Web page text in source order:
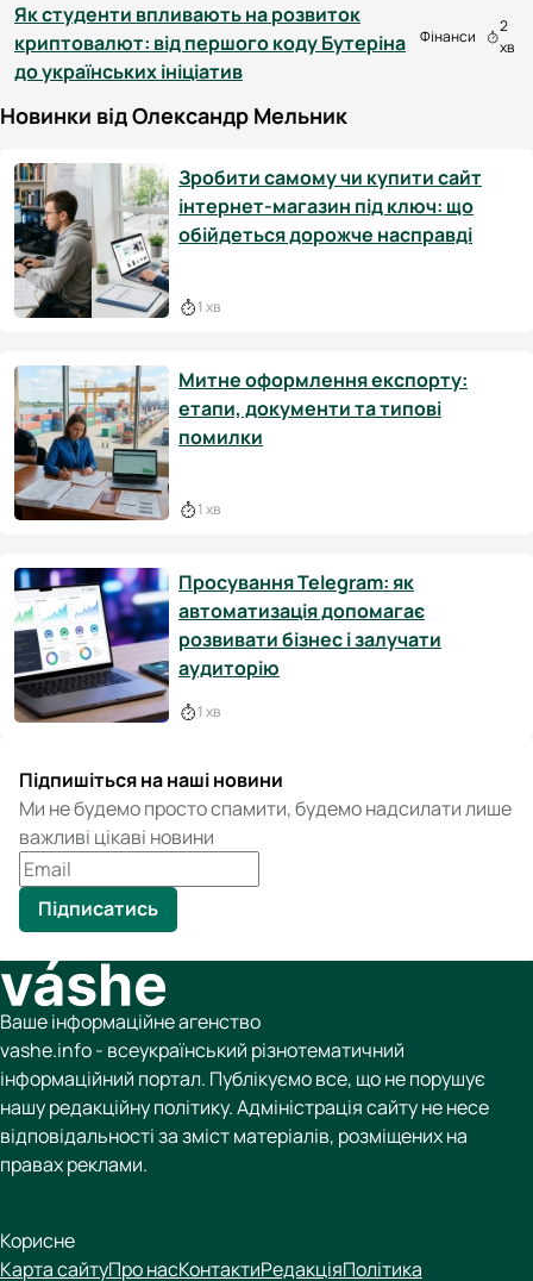
Як студенти впливають на розвиток
криптовалют: від першого коду Бутеріна
до українських ініціатив
Фінанси
2
хв
Новинки від Олександр Мельник
Зробити самому чи купити сайт
інтернет-магазин під ключ: що
обійдеться дорожче насправді
1 хв
Митне оформлення експорту:
етапи, документи та типові
помилки
1 хв
Просування Telegram: як
автоматизація допомагає
розвивати бізнес і залучати
аудиторію
1 хв
Підпишіться на наші новини
Ми не будемо просто спамити, будемо надсилати лише
важливі цікаві новини
Підписатись
Ваше інформаційне агенство
vashe.info - всеукраїнський різнотематичний
інформаційний портал. Публікуємо все, що не порушує
нашу редакційну політику. Адміністрація сайту не несе
відповідальності за зміст матеріалів, розміщених на
правах реклами.
Корисне
Карта сайтуПро насКонтактиРедакціяПолітика